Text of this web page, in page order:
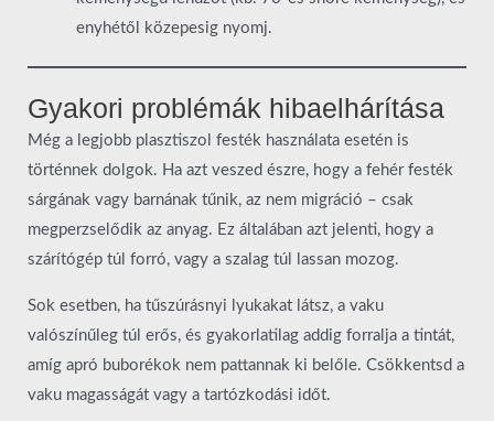
enyhétől közepesig nyomj.
Gyakori problémák hibaelhárítása
Még a legjobb plasztiszol festék használata esetén is
történnek dolgok. Ha azt veszed észre, hogy a fehér festék
sárgának vagy barnának tűnik, az nem migráció – csak
megperzselődik az anyag. Ez általában azt jelenti, hogy a
szárítógép túl forró, vagy a szalag túl lassan mozog.
Sok esetben, ha tűszúrásnyi lyukakat látsz, a vaku
valószínűleg túl erős, és gyakorlatilag addig forralja a tintát,
amíg apró buborékok nem pattannak ki belőle. Csökkentsd a
vaku magasságát vagy a tartózkodási időt.